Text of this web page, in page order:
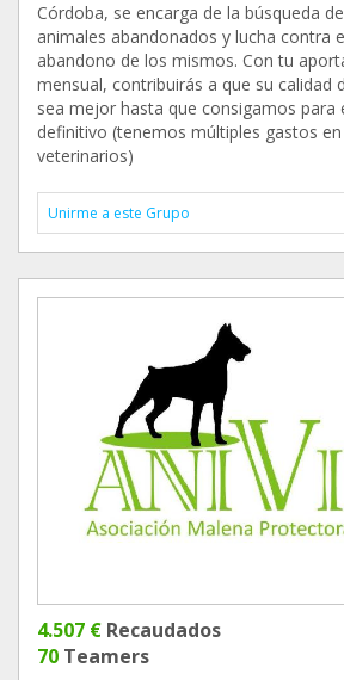
Córdoba, se encarga de la búsqueda
animales abandonados y lucha contra
abandono de los mismos. Con tu
mensual, contribuirás a que su calidad
sea mejor hasta que consigamos para
definitivo (tenemos múltiples gastos
veterinarios)
Unirme a este Grupo
4.507 € Recaudados
70 Teamers